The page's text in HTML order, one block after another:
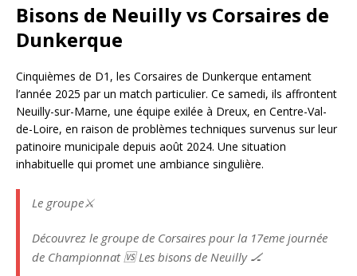
Bisons de Neuilly vs Corsaires de
Dunkerque
Cinquièmes de D1, les Corsaires de Dunkerque entament
l’année 2025 par un match particulier. Ce samedi, ils affrontent
Neuilly-sur-Marne, une équipe exilée à Dreux, en Centre-Val-
de-Loire, en raison de problèmes techniques survenus sur leur
patinoire municipale depuis août 2024. Une situation
inhabituelle qui promet une ambiance singulière.
Le groupe⚔️
Découvrez le groupe de Corsaires pour la 17eme journée
de Championnat 🆚 Les bisons de Neuilly 🏒